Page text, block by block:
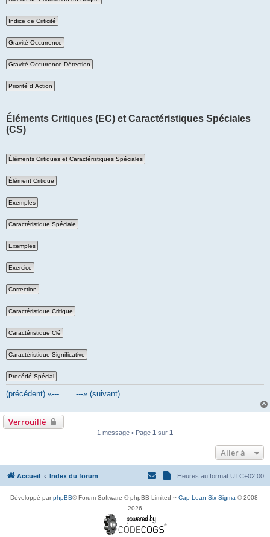
Éléments Critiques (EC) et Caractéristiques Spéciales
(CS)
(précédent) «--- . . . ---» (suivant)
Verrouillé
1 message • Page 1 sur 1
Aller à
Accueil Index du forum Heures au format UTC+02:00
Développé parphpBB® Forum Software © phpBB Limited ~ Cap Lean Six Sigma © 2008-
2026